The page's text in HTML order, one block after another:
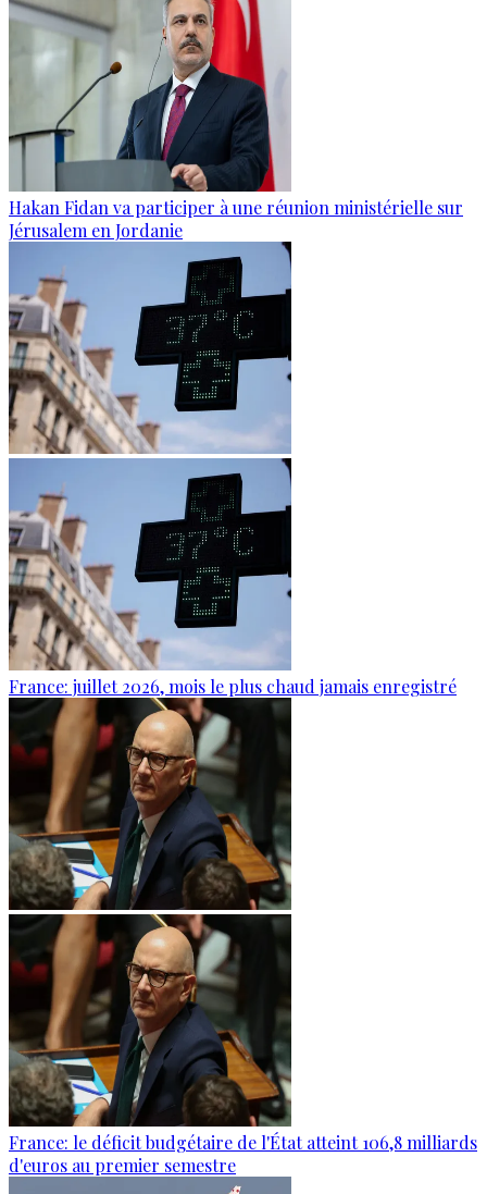
Hakan Fidan va participer à une réunion ministérielle sur
Jérusalem en Jordanie
France: juillet 2026, mois le plus chaud jamais enregistré
France: le déficit budgétaire de l'État atteint 106,8 milliards
d'euros au premier semestre